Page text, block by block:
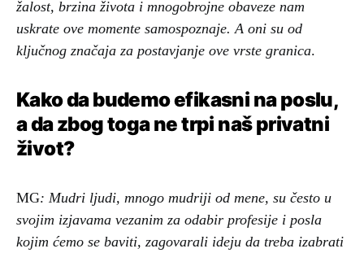
žalost, brzina života i mnogobrojne obaveze nam
uskrate ove momente samospoznaje. A oni su od
ključnog značaja za postavjanje ove vrste granica.
Kako da budemo efikasni na poslu,
a da zbog toga ne trpi naš privatni
život?
MG: Mudri ljudi, mnogo mudriji od mene, su često u
svojim izjavama vezanim za odabir profesije i posla
kojim ćemo se baviti, zagovarali ideju da treba izabrati